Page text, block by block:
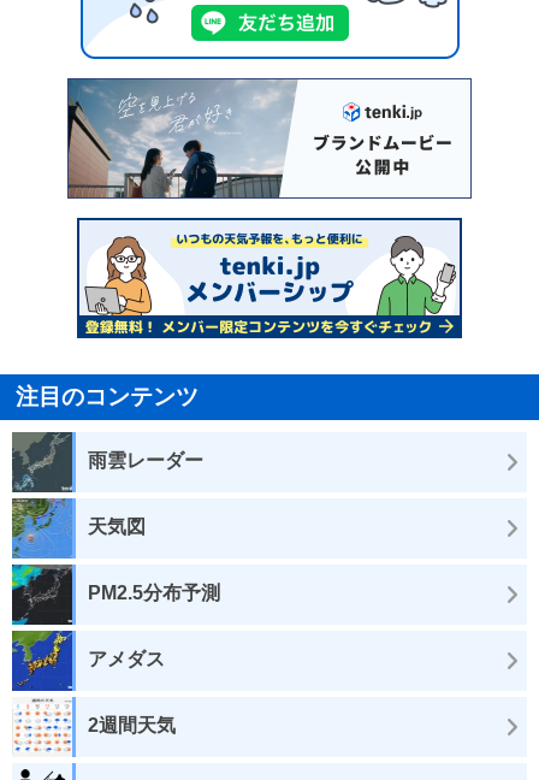
注目のコンテンツ
雨雲レーダー
天気図
PM2.5分布予測
アメダス
2週間天気